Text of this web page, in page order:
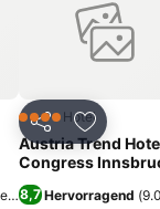
hinzufügen
)
Teilen Zu
4 SterneHotel
Austria Trend
Congress
8,7Hervorragend (